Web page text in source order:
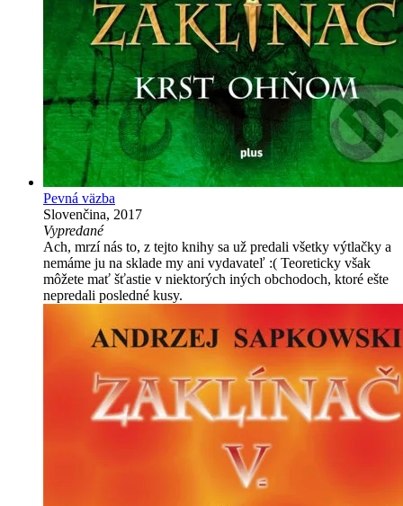
Pevná väzba
Slovenčina, 2017
Vypredané
Ach, mrzí nás to, z tejto knihy sa už predali všetky výtlačky a
nemáme ju na sklade my ani vydavateľ :( Teoreticky však
môžete mať šťastie v niektorých iných obchodoch, ktoré ešte
nepredali posledné kusy.